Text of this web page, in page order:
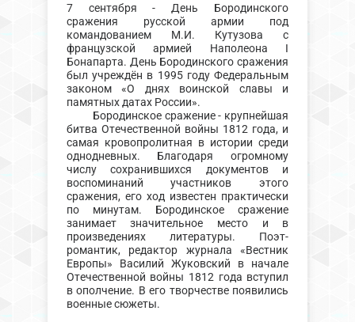
7 сентября - День Бородинского
сражения русской армии под
командованием М.И. Кутузова с
французской армией Наполеона I
Бонапарта. День Бородинского сражения
был учреждён в 1995 году Федеральным
законом «О днях воинской славы и
памятных датах России».
Бородинское сражение - крупнейшая
битва Отечественной войны 1812 года, и
самая кровопролитная в истории среди
однодневных. Благодаря огромному
числу сохранившихся документов и
воспоминаний участников этого
сражения, его ход известен практически
по минутам. Бородинское сражение
занимает значительное место и в
произведениях литературы. Поэт-
романтик, редактор журнала «Вестник
Европы» Василий Жуковский в начале
Отечественной войны 1812 года вступил
в ополчение. В его творчестве появились
военные сюжеты.